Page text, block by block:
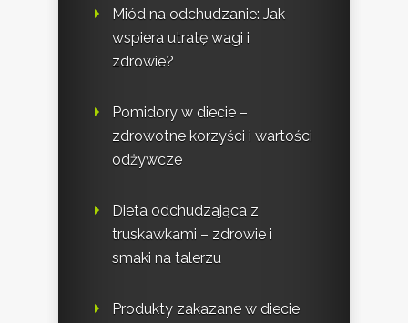
Miód na odchudzanie: Jak
wspiera utratę wagi i
zdrowie?
Pomidory w diecie –
zdrowotne korzyści i wartości
odżywcze
Dieta odchudzająca z
truskawkami – zdrowie i
smaki na talerzu
Produkty zakazane w diecie